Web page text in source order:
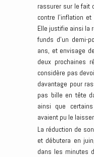
rassurer sur le fait
contre l’inflation
Elle justifie ainsi la
funds d’un demi-
ans, et envisage
deux prochaines
considère pas
davantage pour
pas bille en tête
ainsi que
avaient pu le
La réduction de
et débutera en
dans les minutes